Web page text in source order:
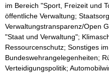
im Bereich "Sport, Freizeit und
öffentliche Verwaltung;
Verwaltungstransparenz/Open
"Staat und Verwaltung";
Ressourcenschutz; Sonstiges
Bundeswehrangelegenheiten;
Verteidigungspolitik;